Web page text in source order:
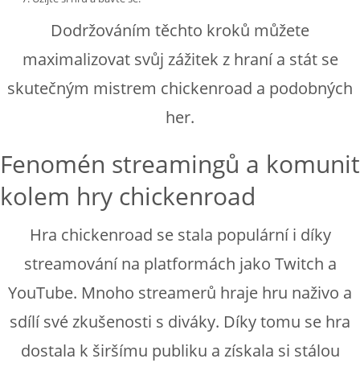
Dodržováním těchto kroků můžete
maximalizovat svůj zážitek z hraní a stát se
skutečným mistrem chickenroad a podobných
her.
Fenomén streamingů a komunit
kolem hry chickenroad
Hra chickenroad se stala populární i díky
streamování na platformách jako Twitch a
YouTube. Mnoho streamerů hraje hru naživo a
sdílí své zkušenosti s diváky. Díky tomu se hra
dostala k širšímu publiku a získala si stálou